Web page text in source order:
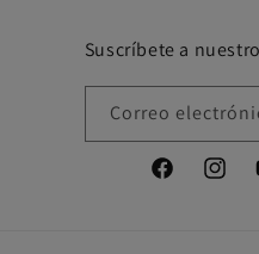
Suscríbete a
Correo
Facebook